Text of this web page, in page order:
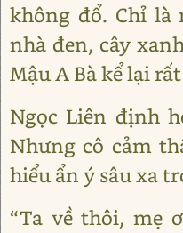
không đổ. Chỉ là
nhà đen, cây
Mậu A Bà kể lại
Ngọc Liên định
Nhưng cô cảm
hiểu ẩn ý sâu xa
“Ta về thôi, mẹ